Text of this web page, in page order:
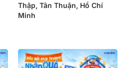
Thập, Tân Thuận, Hồ Chí
Minh